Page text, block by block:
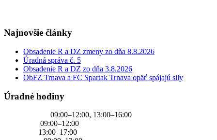
Najnovšie články
Obsadenie R a DZ zmeny zo dňa 8.8.2026
Úradná správa č. 5
Obsadenie R a DZ zo dňa 3.8.2026
ObFZ Trnava a FC Spartak Trnava opäť spájajú sily
Úradné hodiny
09:00–12:00, 13:00–16:00
09:00–12:00
13:00–17:00